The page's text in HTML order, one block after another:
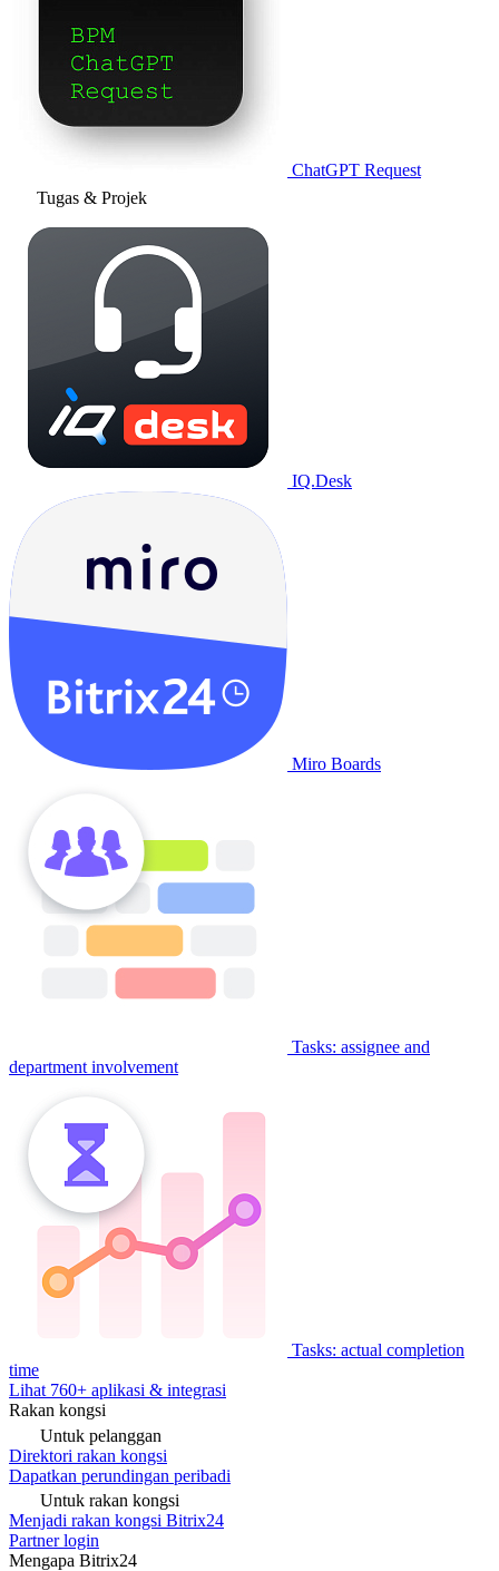
ChatGPT Request
Tugas & Projek
IQ.Desk
Miro Boards
Tasks: assignee and
department involvement
Tasks: actual completion
time
Lihat 760+ aplikasi & integrasi
Rakan kongsi
Untuk pelanggan
Direktori rakan kongsi
Dapatkan perundingan peribadi
Untuk rakan kongsi
Menjadi rakan kongsi Bitrix24
Partner login
Mengapa Bitrix24